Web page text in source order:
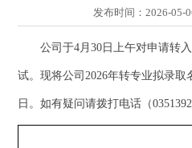
发布时间：2026-05-
公司于4月30日上午对申请转
试。现将公司2026年转专业拟录
日。如有疑问请拨打电话（